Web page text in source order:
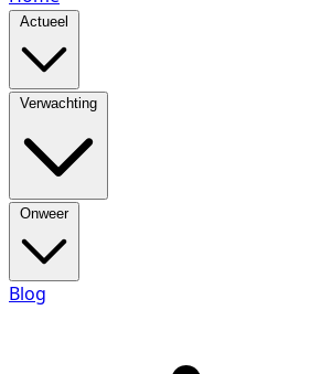
Actueel
Verwachting
Onweer
Blog